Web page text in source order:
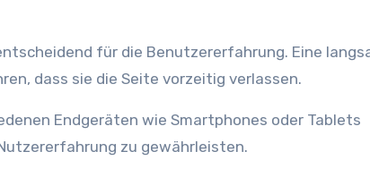
dass sie die Seite vorzeitig verlassen.
zu gewährleisten.